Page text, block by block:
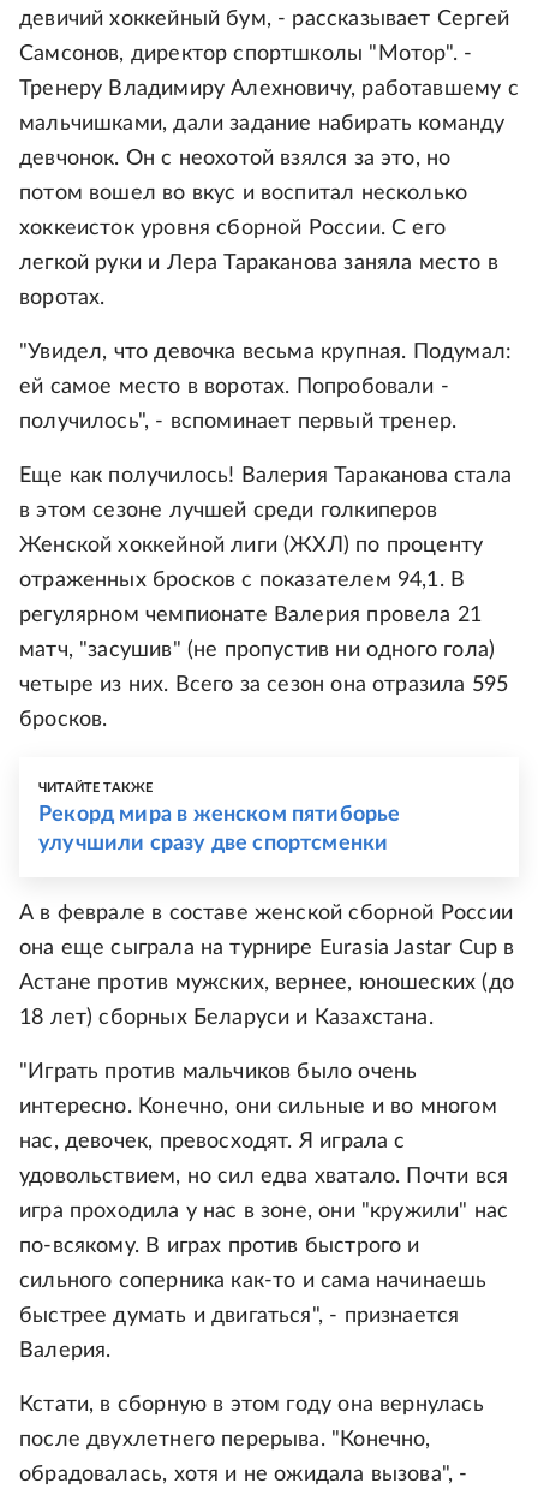
девичий хоккейный бум, - рассказывает Сергей
Самсонов, директор спортшколы "Мотор". -
Тренеру Владимиру Алехновичу, работавшему с
мальчишками, дали задание набирать команду
девчонок. Он с неохотой взялся за это, но
потом вошел во вкус и воспитал несколько
хоккеисток уровня сборной России. С его
легкой руки и Лера Тараканова заняла место в
воротах.
"Увидел, что девочка весьма крупная. Подумал:
ей самое место в воротах. Попробовали -
получилось", - вспоминает первый тренер.
Еще как получилось! Валерия Тараканова стала
в этом сезоне лучшей среди голкиперов
Женской хоккейной лиги (ЖХЛ) по проценту
отраженных бросков с показателем 94,1. В
регулярном чемпионате Валерия провела 21
матч, "засушив" (не пропустив ни одного гола)
четыре из них. Всего за сезон она отразила 595
бросков.
ЧИТАЙТЕ ТАКЖЕ
Рекорд мира в женском пятиборье
улучшили сразу две спортсменки
А в феврале в составе женской сборной России
она еще сыграла на турнире Eurasia Jastar Cup в
Астане против мужских, вернее, юношеских (до
18 лет) сборных Беларуси и Казахстана.
"Играть против мальчиков было очень
интересно. Конечно, они сильные и во многом
нас, девочек, превосходят. Я играла с
удовольствием, но сил едва хватало. Почти вся
игра проходила у нас в зоне, они "кружили" нас
по-всякому. В играх против быстрого и
сильного соперника как-то и сама начинаешь
быстрее думать и двигаться", - признается
Валерия.
Кстати, в сборную в этом году она вернулась
после двухлетнего перерыва. "Конечно,
обрадовалась, хотя и не ожидала вызова", -